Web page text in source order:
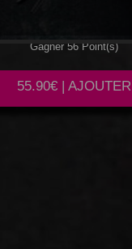
Gagner 56 Point(s)
55.90€ | AJOUTER